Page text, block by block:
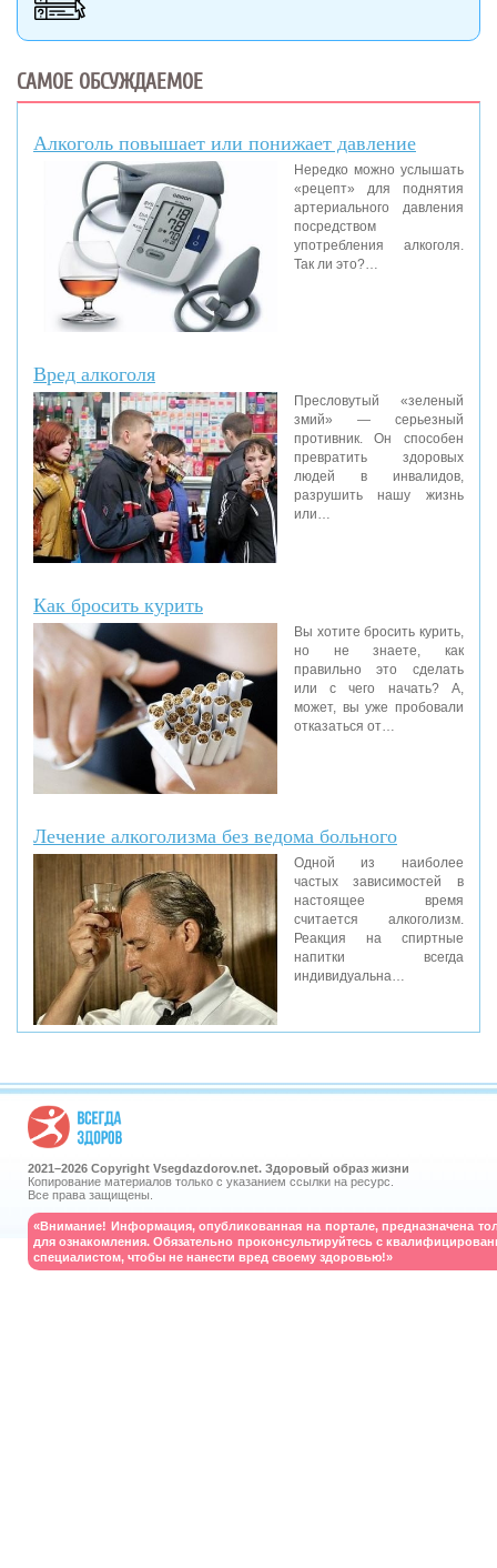
САМОЕ ОБСУЖДАЕМОЕ
Алкоголь повышает или понижает давление
Нередко можно услышать
«рецепт» для поднятия
артериального давления
посредством
употребления алкоголя.
Так ли это?…
Вред алкоголя
Пресловутый «зеленый
змий» — серьезный
противник. Он способен
превратить здоровых
людей в инвалидов,
разрушить нашу жизнь
или…
Как бросить курить
Вы хотите бросить курить,
но не знаете, как
правильно это сделать
или с чего начать? А,
может, вы уже пробовали
отказаться от…
Лечение алкоголизма без ведома больного
Одной из наиболее
частых зависимостей в
настоящее время
считается алкоголизм.
Реакция на спиртные
напитки всегда
индивидуальна…
2021–2026 Copyright Vsegdazdorov.net. Здоровый образ жизни
Копирование материалов только с указанием ссылки на ресурс.
Все права защищены.
«Внимание! Информация, опубликованная на портале, предназначена
для ознакомления. Обязательно проконсультируйтесь с
специалистом, чтобы не нанести вред своему здоровью!»